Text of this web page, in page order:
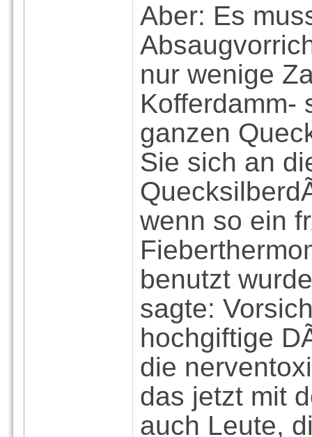
Aber: Es
nur wenige
Kofferdamm-
ganzen
Sie sich an
wenn so ein
benutzt
sagte:
hochgiftige
die
das jetzt mit
auch Leute,